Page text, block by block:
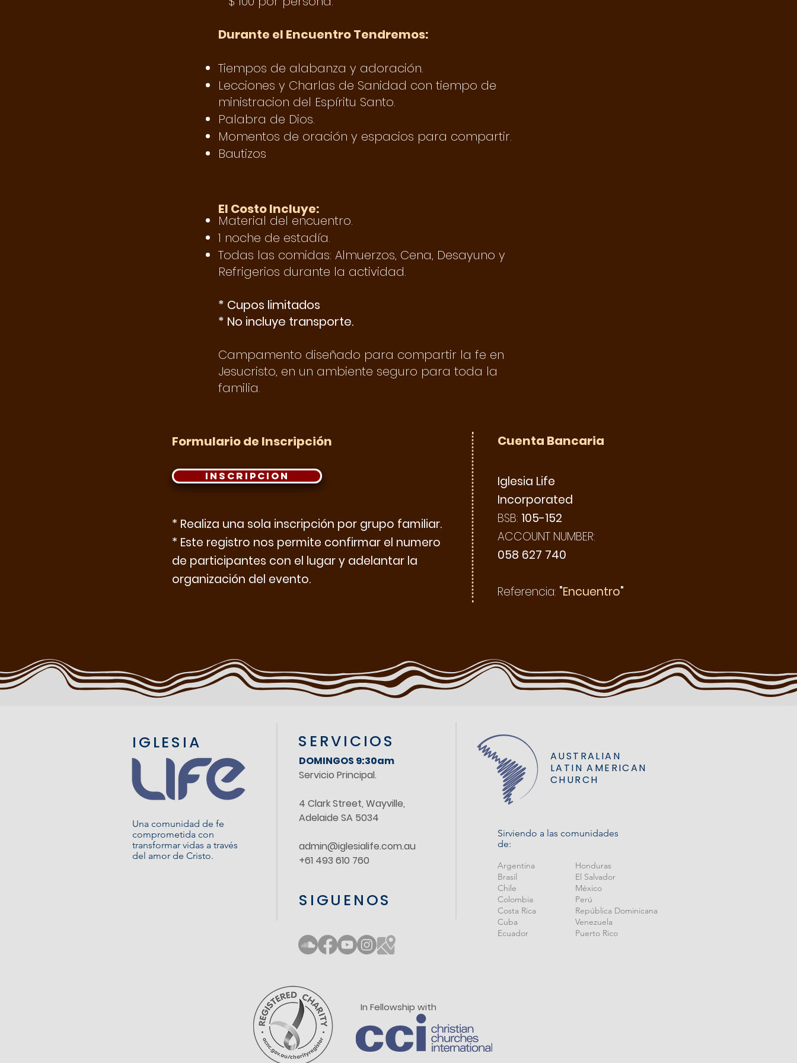
Durante el Encuentro Tendremos:
Tiempos de alabanza y adoración.
Lecciones y Charlas de Sanidad con tiempo de
ministracion del Espíritu Santo.
Palabra de Dios.
Momentos de oración y espacios para compartir.
Bautizos
Material del encuentro.
1 noche de estadía.
Todas las comidas: Almuerzos, Cena, Desayuno y
Refrigerios durante la actividad.
* Cupos limitados
* No incluye transporte.
Campamento diseñado para compartir la fe en
Jesucristo, en un ambiente seguro para toda la
familia.
El Costo Incluye:
Formulario de Inscripción Cuenta Bancaria
INSCRIPCION
* Realiza una sola inscripción por grupo familiar.
* Este registro nos permite confirmar el numero
de participantes con el lugar y adelantar la
organización del evento.
Iglesia Life
Incorporated
BSB: 105-152
ACCOUNT NUMBER:
058 627 740
Referencia: "Encuentro"
IGLESIA
AUSTRALIAN
LATIN AMERICAN
CHURCH
DOMINGOS 9:30am
Servicio Principal.
4 Clark Street, Wayville,
Adelaide SA 5034
admin@iglesialife.com.au
+61 493 610 760
Argentina
Brasil
Chile
Colombia
Costa Rica
Cuba
Ecuador
Una comunidad de fe
comprometida con
transformar vidas a través
del amor de Cristo.
SERVICIOS
Sirviendo a las comunidades
de:
SIGUENOS
Honduras
El Salvador
México
Perú
República Dominicana
Venezuela
Puerto Rico
In Fellowship with